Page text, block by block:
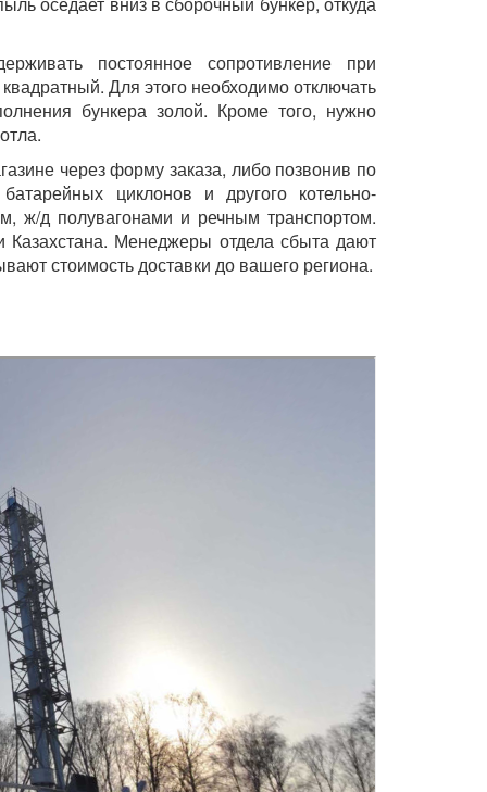
постоянное сопротивление при
Для этого необходимо отключать
бункера золой. Кроме того, нужно
через форму заказа, либо позвонив по
циклонов и другого котельно-
ж/д полувагонами и речным транспортом.
Казахстана. Менеджеры отдела сбыта дают
стоимость доставки до вашего региона.